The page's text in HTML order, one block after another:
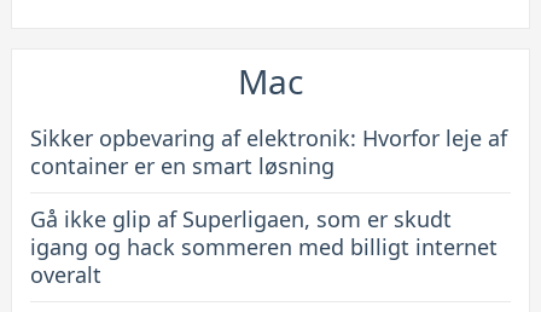
Mac
Sikker opbevaring af elektronik: Hvorfor leje af
container er en smart løsning
Gå ikke glip af Superligaen, som er skudt
igang og hack sommeren med billigt internet
overalt